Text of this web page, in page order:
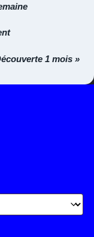
1 mois »